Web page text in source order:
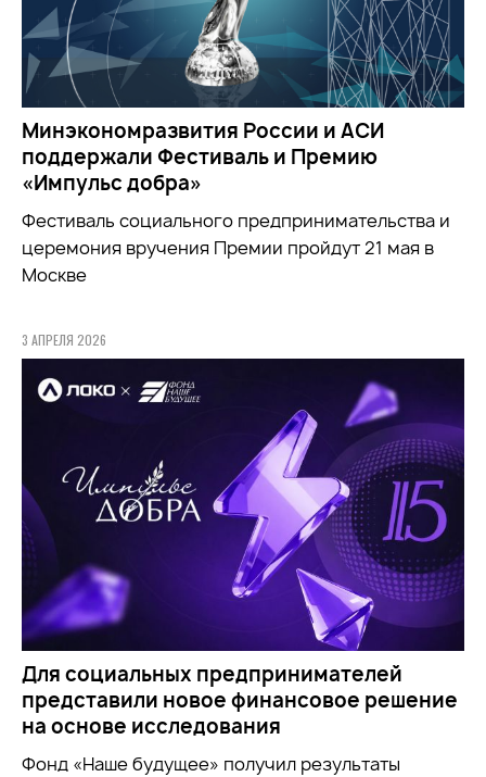
Минэкономразвития России и АСИ
поддержали Фестиваль и Премию
«Импульс добра»
Фестиваль социального предпринимательства и
церемония вручения Премии пройдут 21 мая в
Москве
3 АПРЕЛЯ 2026
Для социальных предпринимателей
представили новое финансовое решение
на основе исследования
Фонд «Наше будущее» получил результаты